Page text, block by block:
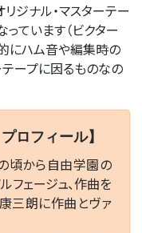
ジナル・マスターテー
ています（ビクター
的にハム音や編集時の
テープに因るものなの
ロフィール】
頃から自由学園の
ルフェージュ、作曲を
三朗に作曲とヴァ